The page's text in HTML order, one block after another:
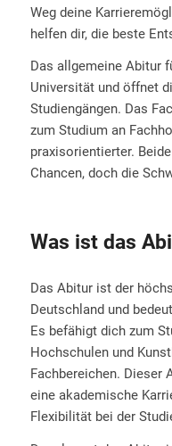
Weg deine
helfen dir, die beste
Das allgemeine Abitur
Universität und öffnet
Studiengängen. Das
zum Studium an
praxisorientierter.
Chancen, doch die
Was ist das
Das Abitur ist der
Deutschland und
Es befähigt dich zum
Hochschulen und
Fachbereichen. Dieser
eine akademische
Flexibilität bei der